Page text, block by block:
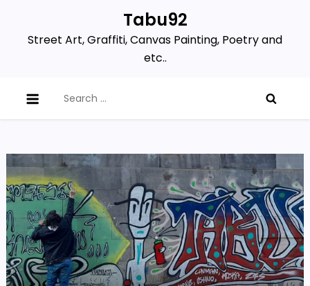
content
Tabu92
Street Art, Graffiti, Canvas Painting, Poetry and
etc..
for: